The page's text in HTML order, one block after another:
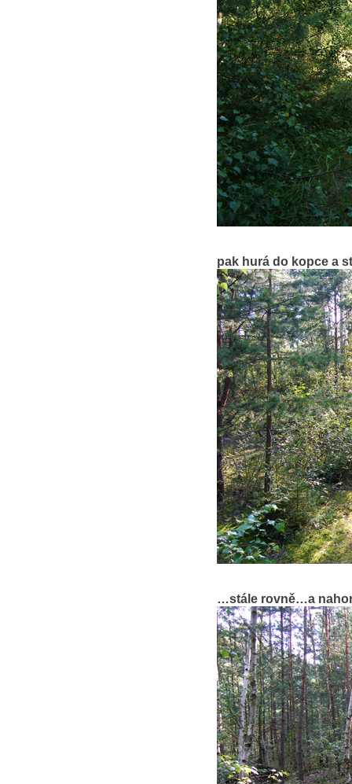
pak hurá do kopce a
…stále rovně…a